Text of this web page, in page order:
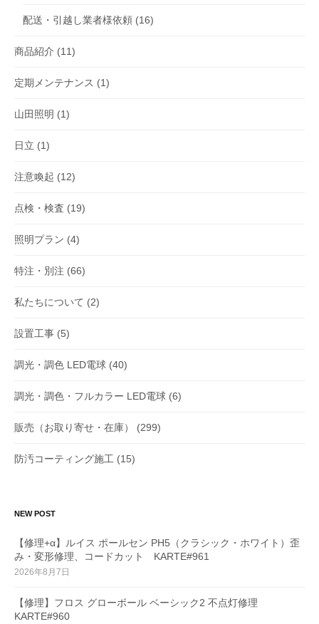
配送・引越し業者様依頼 (16)
商品紹介 (11)
定期メンテナンス (1)
山田照明 (1)
日立 (1)
注意喚起 (12)
点検・検査 (19)
照明プラン (4)
特注・別注 (66)
私たちについて (2)
設置工事 (5)
調光・調色 LED電球 (40)
調光・調色・フルカラー LED電球 (6)
販売（お取り寄せ・在庫） (299)
防汚コーティング施工 (15)
NEW POST
【修理+α】ルイス ポールセン PH5（クラシック・ホワイト）歪
み・変形修理、コードカット KARTE#961
2026年8月7日
【修理】フロス グローボール ベーシック2 不点灯修理
KARTE#960